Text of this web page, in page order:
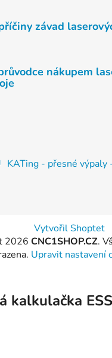
závad
nákupem
KATing - přesné výpaly
Vytvořil Shoptet
2026 CNC1SHOP.CZ.
Upravit nastavení
kalkulačka